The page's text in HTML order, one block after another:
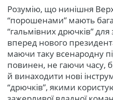
Розумію, що нинішня
“порошенами” мають
“гальмівних дрючків”
вперед нового
маючи таку всенародну
повинен, не гаючи часу,
й винаходити нові
“дрючків”, якими